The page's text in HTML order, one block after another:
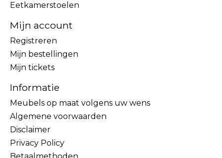
Eetkamerstoelen
Mijn account
Registreren
Mijn bestellingen
Mijn tickets
Informatie
Meubels op maat volgens uw wens
Algemene voorwaarden
Disclaimer
Privacy Policy
Betaalmethoden